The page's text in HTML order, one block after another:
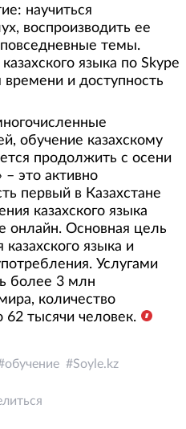
научиться
воспроизводить ее
темы.
языка по Skype
и доступность
обучение казахскому
продолжить с осени
– это активно
первый в Казахстане
казахского языка
онлайн. Основная цель
языка и
Услугами
более 3 млн
количество
тысячи человек.
обучение Soyle.kz